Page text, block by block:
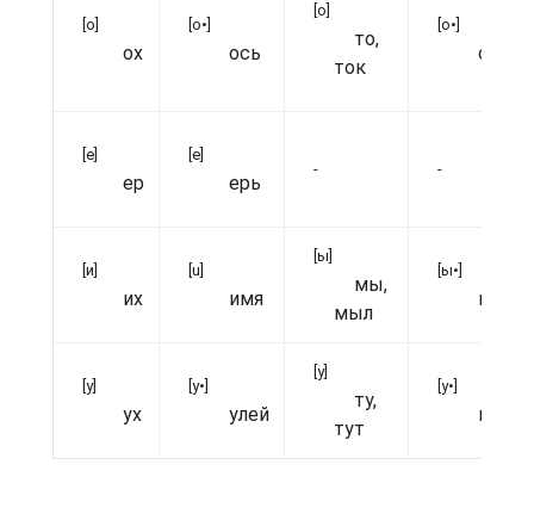
[о]
ох
[о•]
ось
[о]
то,
ток
[о•]
соль
[е]
ер
[e]
ерь
- -
[и]
их
[u]
имя
[ы]
мы,
мыл
[ы•]
пыль
[у]
ух
[у•]
улей
[у]
ту,
тут
[у•]
путь